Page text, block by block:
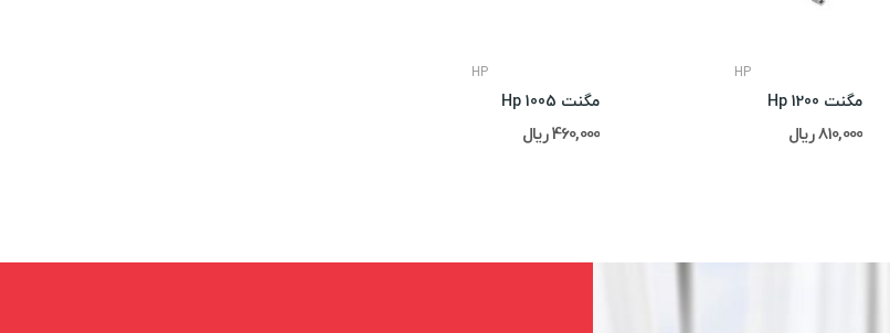
HP
مگنت Hp 1005
460,000 ریال
HP
مگنت Hp 1200
810,000 ریال